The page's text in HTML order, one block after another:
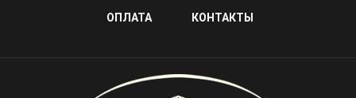
ОПЛАТА КОНТАКТЫ